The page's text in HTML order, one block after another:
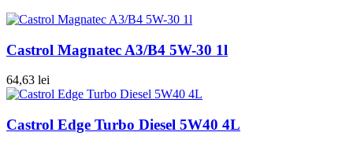
Castrol Magnatec A3/B4 5W-30 1l
64,63 lei
Castrol Edge Turbo Diesel 5W40 4L